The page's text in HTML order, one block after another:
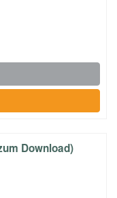
Download)